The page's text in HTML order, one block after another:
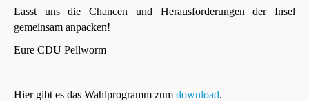
Lasst uns die Chancen und Herausforderungen der Insel
gemeinsam anpacken!
Eure CDU Pellworm
Hier gibt es das Wahlprogramm zum download.